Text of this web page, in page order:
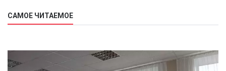
САМОЕ ЧИТАЕМОЕ